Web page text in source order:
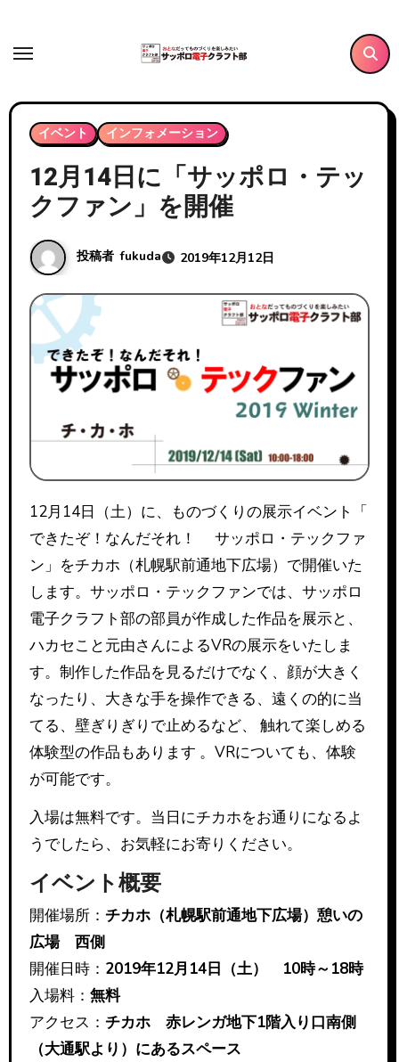
キ
イベント インフォメーション
12月14日に「サッポロ・テッ
クファン」を開催
投稿者 fukuda 2019年12月12日
12月14日（土）に、ものづくりの展示イベント「
できたぞ！なんだそれ！ サッポロ・テックファ
ン」をチカホ（札幌駅前通地下広場）で開催いた
します。サッポロ・テックファンでは、サッポロ
電子クラフト部の部員が作成した作品を展示と、
ハカセこと元由さんによるVRの展示をいたしま
す。制作した作品を見るだけでなく、顔が大きく
なったり、大きな手を操作できる、遠くの的に当
てる、壁ぎりぎりで止めるなど、 触れて楽しめる
体験型の作品もあります 。VRについても、体験
が可能です。
入場は無料です。当日にチカホをお通りになるよ
うでしたら、お気軽にお寄りください。
イベント概要
開催場所： チカホ（札幌駅前通地下広場）憩いの
広場 西側
開催日時： 2019年12月14日（土） 10時～18時
入場料： 無料
アクセス： チカホ 赤レンガ地下1階入り口南側
（大通駅より）にあるスペース